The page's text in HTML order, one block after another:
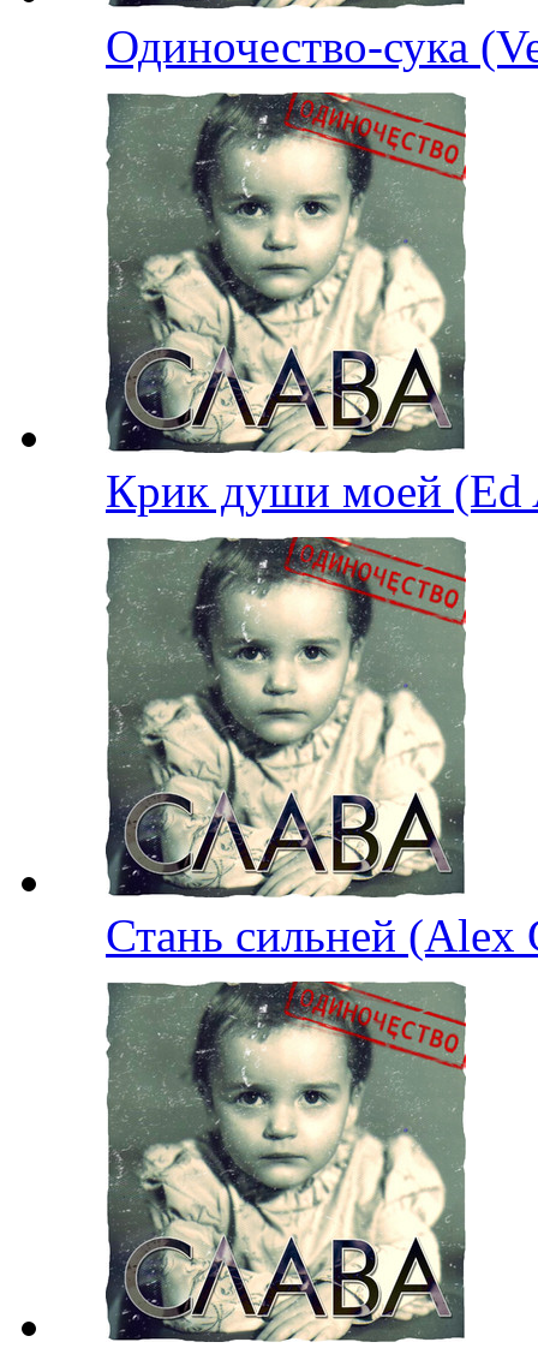
Одиночество-сука
Крик души моей
Стань сильней